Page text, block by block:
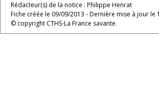
Rédacteur(s) de la notice : Philippe Henrat
Fiche créée le 09/09/2013 - Dernière mise à jour le
© copyright CTHS-La France savante.